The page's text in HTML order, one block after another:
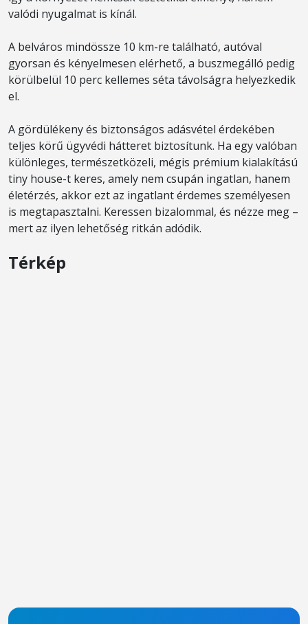
valódi nyugalmat is kínál.
A belváros mindössze 10 km-re található, autóval
gyorsan és kényelmesen elérhető, a buszmegálló pedig
körülbelül 10 perc kellemes séta távolságra helyezkedik
el.
A gördülékeny és biztonságos adásvétel érdekében
teljes körű ügyvédi hátteret biztosítunk. Ha egy valóban
különleges, természetközeli, mégis prémium kialakítású
tiny house-t keres, amely nem csupán ingatlan, hanem
életérzés, akkor ezt az ingatlant érdemes személyesen
is megtapasztalni. Keressen bizalommal, és nézze meg –
mert az ilyen lehetőség ritkán adódik.
Térkép